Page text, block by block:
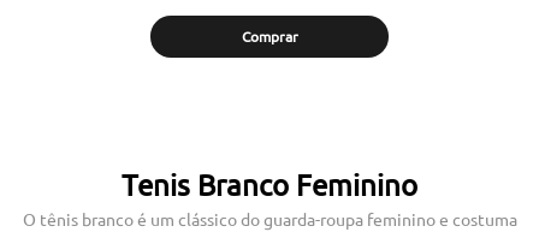
Comprar
Tenis Branco Feminino
O tênis branco é um clássico do guarda-roupa feminino e costuma